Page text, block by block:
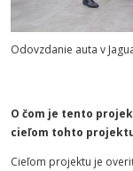
Odovzdanie auta v
O čom je tento
cieľom tohto
Cieľom projektu je